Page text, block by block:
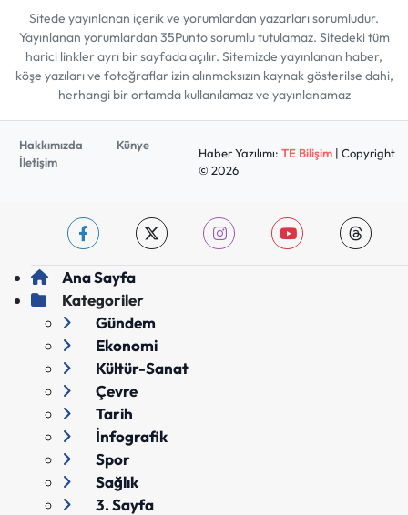
Sitede yayınlanan içerik ve yorumlardan yazarları sorumludur.
Yayınlanan yorumlardan 35Punto sorumlu tutulamaz. Sitedeki tüm
harici linkler ayrı bir sayfada açılır. Sitemizde yayınlanan haber,
köşe yazıları ve fotoğraflar izin alınmaksızın kaynak gösterilse dahi,
herhangi bir ortamda kullanılamaz ve yayınlanamaz
Hakkımızda
Künye
İletişim
Haber Yazılımı: TE Bilişim| Copyright
© 2026
Ana Sayfa
Kategoriler
Gündem
Ekonomi
Kültür-Sanat
Çevre
Tarih
İnfografik
Spor
Sağlık
3. Sayfa